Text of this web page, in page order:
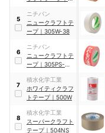
5
ニチバン
ニュークラフトテ
ープ｜ 305W-38
6
ニチバン
ニュークラフトテ
ープ｜ ‎305PS-
7
積水化学工業
ホワイティクラフ
トテープ｜ 500W
8
積水化学工業
スーパークラフト
テープ｜ 504NS